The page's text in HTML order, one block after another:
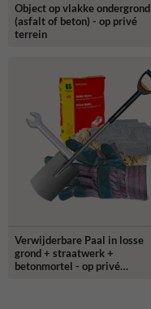
Object op vlakke ondergrond
(asfalt of beton) - op privé
terrein
Verwijderbare Paal in losse
grond + straatwerk +
betonmortel - op privé